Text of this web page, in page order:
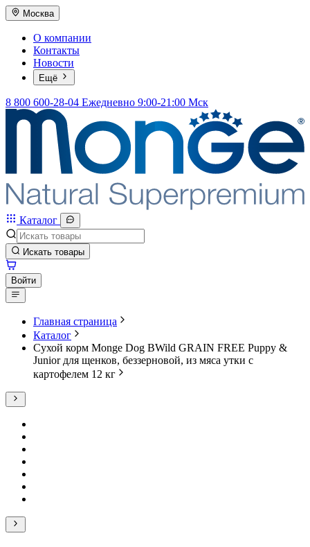
Москва
О компании
Контакты
Новости
Ещё
8 800 600-28-04 Ежедневно 9:00-21:00 Мск
Каталог
Искать товары
Войти
Главная страница
Каталог
Сухой корм Monge Dog BWild GRAIN FREE Puppy &
Junior для щенков, беззерновой, из мяса утки с
картофелем 12 кг